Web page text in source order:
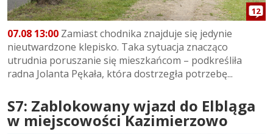
12
07.08 13:00 Zamiast chodnika znajduje się jedynie
nieutwardzone klepisko. Taka sytuacja znacząco
utrudnia poruszanie się mieszkańcom – podkreśliła
radna Jolanta Pękała, która dostrzegła potrzebę...
S7: Zablokowany wjazd do Elbląga
w miejscowości Kazimierzowo